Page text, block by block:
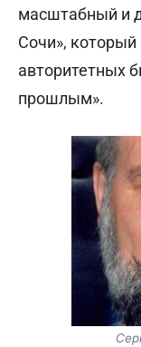
масштабный и
Сочи»,
авторитетных
прошлым».